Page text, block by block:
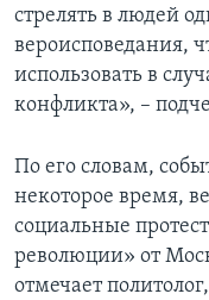
стрелять в людей
вероисповедания,
использовать в
конфликта», –
По его словам,
некоторое время,
социальные
революции» от
отмечает